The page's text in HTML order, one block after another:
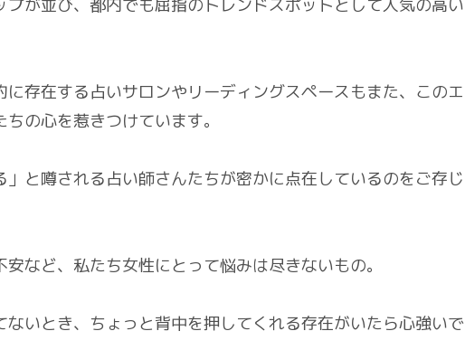
が並び、都内でも屈指のトレンドスポットとして人気の高い
存在する占いサロンやリーディングスペースもまた、このエ
の心を惹きつけています。
と噂される占い師さんたちが密かに点在しているのをご存じ
など、私たち女性にとって悩みは尽きないもの。
いとき、ちょっと背中を押してくれる存在がいたら心強いで